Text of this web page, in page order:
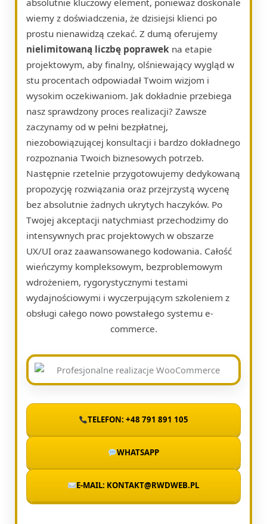
wiemy z doświadczenia, że dzisiejsi klienci po
prostu nienawidzą czekać. Z dumą oferujemy
nielimitowaną liczbę poprawek na etapie
projektowym, aby finalny, olśniewający wygląd w
stu procentach odpowiadał Twoim wizjom i
wysokim oczekiwaniom. Jak dokładnie przebiega
nasz sprawdzony proces realizacji? Zawsze
zaczynamy od w pełni bezpłatnej,
niezobowiązującej konsultacji i bardzo dokładnego
rozpoznania Twoich biznesowych potrzeb.
Następnie rzetelnie przygotowujemy dedykowaną
propozycję rozwiązania oraz przejrzystą wycenę
bez absolutnie żadnych ukrytych haczyków. Po
Twojej akceptacji natychmiast przechodzimy do
intensywnych prac projektowych w obszarze
UX/UI oraz zaawansowanego kodowania. Całość
wieńczymy kompleksowym, bezproblemowym
wdrożeniem, rygorystycznymi testami
wydajnościowymi i wyczerpującym szkoleniem z
obsługi całego nowo powstałego systemu e-
commerce.
TELEFON: +48 791 891 105
WHATSAPP
E-MAIL: KONTAKT@RWDWEB.PL